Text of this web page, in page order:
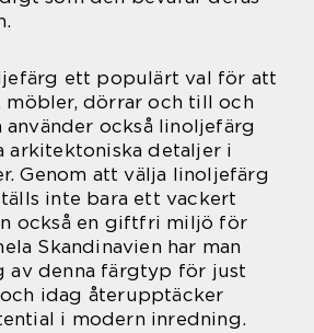
ett populärt val för att
möbler, dörrar och till och
använder också linoljefärg
arkitektoniska detaljer i
Genom att välja linoljefärg
inte bara ett vackert
också en giftfri miljö för
Skandinavien har man
av denna färgtyp för just
och idag återupptäcker
i modern inredning.